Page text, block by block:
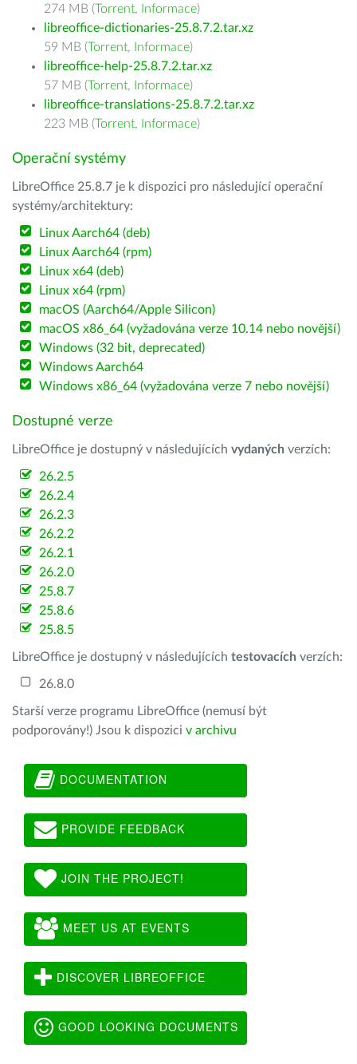
274 MB (Torrent, Informace)
libreoffice-dictionaries-25.8.7.2.tar.xz
59 MB (Torrent, Informace)
libreoffice-help-25.8.7.2.tar.xz
57 MB (Torrent, Informace)
libreoffice-translations-25.8.7.2.tar.xz
223 MB (Torrent, Informace)
Operační systémy
LibreOffice 25.8.7 je k dispozici pro následující operační
systémy/architektury:
Linux Aarch64 (deb)
Linux Aarch64 (rpm)
Linux x64 (deb)
Linux x64 (rpm)
macOS (Aarch64/Apple Silicon)
macOS x86_64 (vyžadována verze 10.14 nebo novější)
Windows (32 bit, deprecated)
Windows Aarch64
Windows x86_64 (vyžadována verze 7 nebo novější)
Dostupné verze
LibreOffice je dostupný v následujících vydaných verzích:
26.2.5
26.2.4
26.2.3
26.2.2
26.2.1
26.2.0
25.8.7
25.8.6
25.8.5
LibreOffice je dostupný v následujících testovacích verzích:
26.8.0
Starší verze programu LibreOffice (nemusí být
podporovány!) Jsou k dispozici v archivu
DOCUMENTATION
PROVIDE FEEDBACK
JOIN THE PROJECT!
MEET US AT EVENTS
DISCOVER LIBREOFFICE
GOOD LOOKING DOCUMENTS